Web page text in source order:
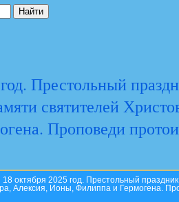
Престольный
святителей
Проповеди
18 октября 2025 год. Престольный
Алексия, Ионы, Филиппа и Гермогена.